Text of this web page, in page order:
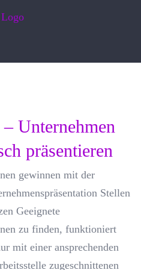
Unternehmen
präsentieren
gewinnen mit der
Stellen
Geeignete
zu finden, funktioniert
mit einer ansprechenden
zugeschnittenen